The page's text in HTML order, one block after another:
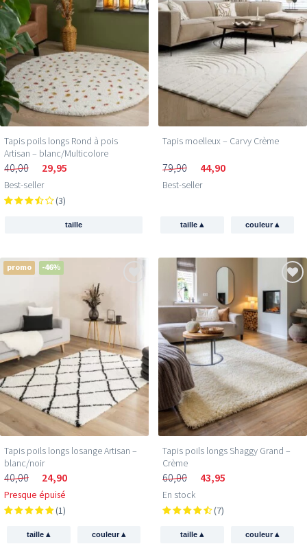
Tapis poils longs Rond à pois
Artisan – blanc/Multicolore
40,00 29,95
Best-seller
(3)
taille
Tapis moelleux – Carvy Crème
79,90 44,90
Best-seller
taille▴ couleur▴
promo -46%
Tapis poils longs losange Artisan –
blanc/noir
40,00 24,90
Presque épuisé
(1)
taille▴ couleur▴
Tapis poils longs Shaggy Grand –
Crème
60,00 43,95
En stock
(7)
taille▴ couleur▴